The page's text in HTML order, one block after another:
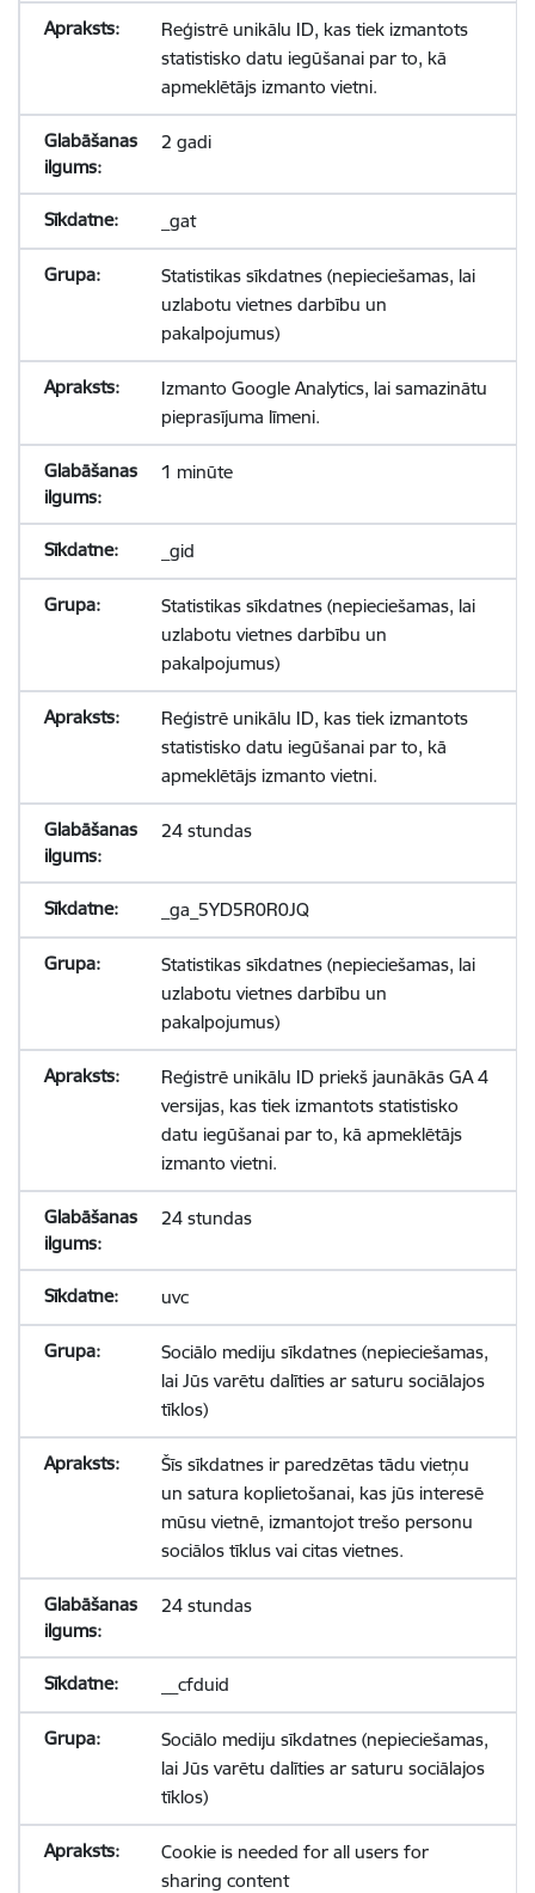
Reģistrē unikālu ID, kas tiek izmantots
statistisko datu iegūšanai par to, kā
apmeklētājs izmanto vietni.
2 gadi
_gat
Statistikas sīkdatnes (nepieciešamas, lai
uzlabotu vietnes darbību un
pakalpojumus)
Izmanto Google Analytics, lai samazinātu
pieprasījuma līmeni.
1 minūte
_gid
Statistikas sīkdatnes (nepieciešamas, lai
uzlabotu vietnes darbību un
pakalpojumus)
Reģistrē unikālu ID, kas tiek izmantots
statistisko datu iegūšanai par to, kā
apmeklētājs izmanto vietni.
24 stundas
_ga_5YD5R0R0JQ
Statistikas sīkdatnes (nepieciešamas, lai
uzlabotu vietnes darbību un
pakalpojumus)
Reģistrē unikālu ID priekš jaunākās GA 4
versijas, kas tiek izmantots statistisko
datu iegūšanai par to, kā apmeklētājs
izmanto vietni.
24 stundas
uvc
Sociālo mediju sīkdatnes (nepieciešamas,
lai Jūs varētu dalīties ar saturu sociālajos
tīklos)
Šīs sīkdatnes ir paredzētas tādu vietņu
un satura koplietošanai, kas jūs interesē
mūsu vietnē, izmantojot trešo personu
sociālos tīklus vai citas vietnes.
24 stundas
__cfduid
Sociālo mediju sīkdatnes (nepieciešamas,
lai Jūs varētu dalīties ar saturu sociālajos
tīklos)
Cookie is needed for all users for
sharing content